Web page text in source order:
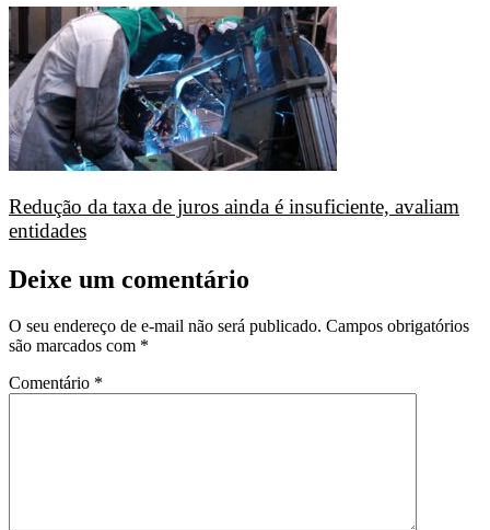
Redução da taxa de juros ainda é insuficiente, avaliam
entidades
Deixe um comentário
O seu endereço de e-mail não será publicado. Campos obrigatórios
são marcados com *
Comentário *